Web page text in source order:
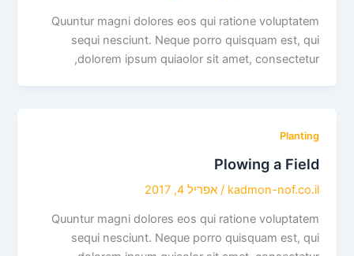
Quuntur magni dolores eos qui ratione voluptatem
sequi nesciunt. Neque porro quisquam est, qui
dolorem ipsum quiaolor sit amet, consectetur,
Planting
Plowing a Field
kadmon-nof.co.il
/אפריל 4, 2017
Quuntur magni dolores eos qui ratione voluptatem
sequi nesciunt. Neque porro quisquam est, qui